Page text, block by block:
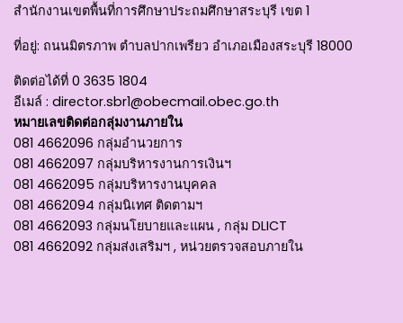
สำนักงานเขตพื้นที่การศึกษาประถมศึกษาสระบุรี เขต 1
ที่อยู่: ถนนมิตรภาพ ตำบลปากเพรียว อำเภอเมืองสระบุรี 18000
ติดต่อได้ที่ 0 3635 1804
อีเมล์ : director.sbr1@obecmail.obec.go.th
หมายเลขติดต่อกลุ่มงานภายใน
081 4662096 กลุ่มอำนวยการ
081 4662097 กลุ่มบริหารงานการเงินฯ
081 4662095 กลุ่มบริหารงานบุคคล
081 4662094 กลุ่มนิเทศ ติดตามฯ
081 4662093 กลุ่มนโยบายและแผน , กลุ่ม DLICT
081 4662092 กลุ่มส่งเสริมฯ , หน่วยตรวจสอบภายใน